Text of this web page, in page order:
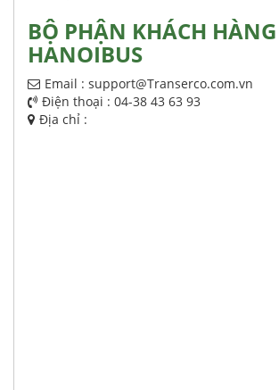
BỘ PHẬN KHÁCH HÀNG
HANOIBUS
Email : support@Transerco.com.vn
Điện thoại : 04-38 43 63 93
Địa chỉ :